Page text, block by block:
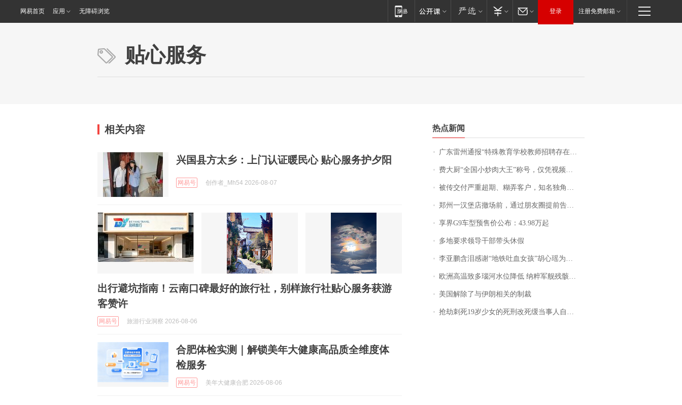
网易首页 应用 无障碍浏览 登录 注册免费邮箱
贴心服务
相关内容
兴国县方太乡：上门认证暖民心 贴心服务护夕阳
网易号 创作者_Mh54 2026-08-07
出行避坑指南！云南口碑最好的旅行社，别样旅行社贴心服务获游
客赞许
网易号 旅游行业洞察 2026-08-06
合肥体检实测｜解锁美年大健康高品质全维度体
检服务
网易号 美年大健康合肥 2026-08-06
热点新闻
广东雷州通报“特殊教育学校教师招聘存在违规行为”：已启动问责程序 副校长被停职
费大厨“全国小炒肉大王”称号，仅凭视频评出？中国烹饪协会回应
被传交付严重超期、糊弄客户，知名独角兽车企创始人回应：都没证据，将依法采取措施，“本人长期与美国交管局保持沟通，对方表示肯定”
郑州一汉堡店撤场前，通过朋友圈提前告知逐一退费，有顾客仅剩1元也全被退回，分文不少；顾客：言而有信，让人感动
享界G9车型预售价公布：43.98万起
多地要求领导干部带头休假
李亚鹏含泪感谢“地铁吐血女孩”胡心瑶为嫣然天使捐99999元：这份捐赠太沉重，尊重其捐赠意愿，个人向胡心瑶和她的病友之家各捐赠99999元
欧洲高温致多瑙河水位降低 纳粹军舰残骸重见天日
美国解除了与伊朗相关的制裁
抢劫刺死19岁少女的死刑改死缓当事人自述：出狱11年间始终刻意躲避被害人家属